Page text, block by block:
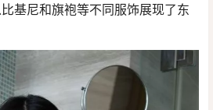
基尼和旗袍等不同服饰展现了东